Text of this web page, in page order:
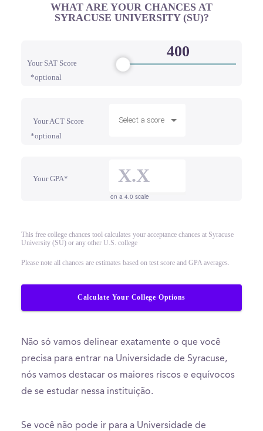
WHAT ARE YOUR CHANCES AT
SYRACUSE UNIVERSITY (SU)?
Your SAT Score
*optional
Your ACT Score
*optional
Select a score
Your GPA*
on a 4.0 scale
This free college chances tool calculates your acceptance chances at Syracuse
University (SU) or any other U.S. college
Please note all chances are estimates based on test score and GPA averages.
Calculate Your College Options
Não só vamos delinear exatamente o que você
precisa para entrar na Universidade de Syracuse,
nós vamos destacar os maiores riscos e equívocos
de se estudar nessa instituição.
Se você não pode ir para a Universidade de